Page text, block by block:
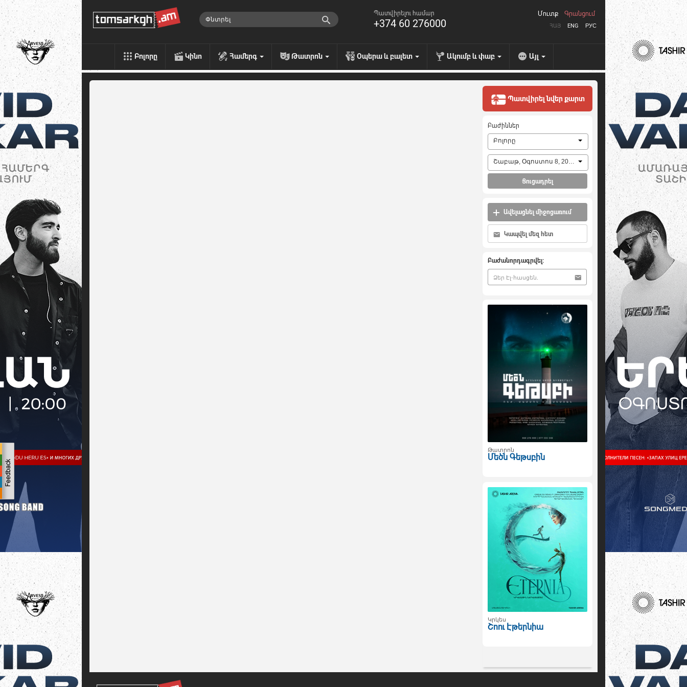
Պատվիրելու համար
+374 60 276000 ՀԱՅ ENG РУС
Մուտք Գրանցում
Բոլորը Կինո Համերգ Թատրոն Օպերա և բալետ Ակումբ և փաբ Այլ
Պատվիրել նվեր քարտ
Բաժիններ
Բոլորը
Շաբաթ, Օգոստոս 8, 2026
Ցուցադրել
Ավելացնել միջոցառում
Կապվել մեզ հետ
Բաժանորդագրվել:
Թատրոն
Մեծն Գեթսբին
Կրկես
Շոու Էթերնիա